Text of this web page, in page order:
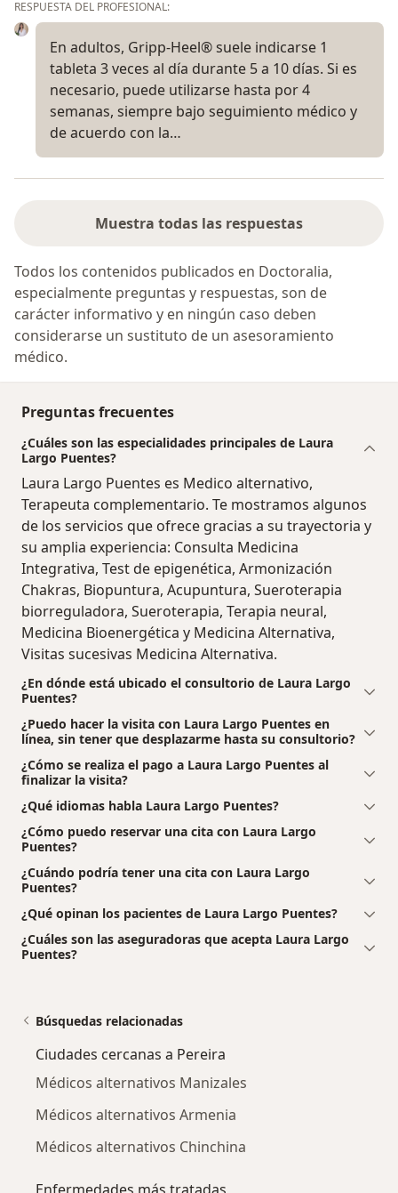
RESPUESTA DEL PROFESIONAL:
En adultos, Gripp-Heel® suele indicarse 1
tableta 3 veces al día durante 5 a 10 días. Si es
necesario, puede utilizarse hasta por 4
semanas, siempre bajo seguimiento médico y
de acuerdo con la…
Muestra todas las respuestas
Todos los contenidos publicados en Doctoralia,
especialmente preguntas y respuestas, son de
carácter informativo y en ningún caso deben
considerarse un sustituto de un asesoramiento
médico.
Preguntas frecuentes
¿Cuáles son las especialidades principales de Laura
Largo Puentes?
Laura Largo Puentes es Medico alternativo,
Terapeuta complementario. Te mostramos algunos
de los servicios que ofrece gracias a su trayectoria y
su amplia experiencia: Consulta Medicina
Integrativa, Test de epigenética, Armonización
Chakras, Biopuntura, Acupuntura, Sueroterapia
biorreguladora, Sueroterapia, Terapia neural,
Medicina Bioenergética y Medicina Alternativa,
Visitas sucesivas Medicina Alternativa.
¿En dónde está ubicado el consultorio de Laura Largo
Puentes?
¿Puedo hacer la visita con Laura Largo Puentes en
línea, sin tener que desplazarme hasta su consultorio?
¿Cómo se realiza el pago a Laura Largo Puentes al
finalizar la visita?
¿Qué idiomas habla Laura Largo Puentes?
¿Cómo puedo reservar una cita con Laura Largo
Puentes?
¿Cuándo podría tener una cita con Laura Largo
Puentes?
¿Qué opinan los pacientes de Laura Largo Puentes?
¿Cuáles son las aseguradoras que acepta Laura Largo
Puentes?
Búsquedas relacionadas
Ciudades cercanas a Pereira
Médicos alternativos Manizales
Médicos alternativos Armenia
Médicos alternativos Chinchina